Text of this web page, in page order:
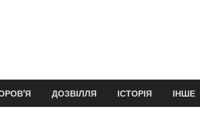
ДОЗВІЛЛЯ ІСТОРІЯ ІНШЕ